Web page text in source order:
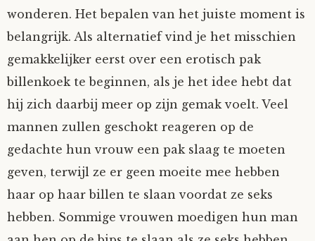
wonderen. Het bepalen van het juiste moment is
belangrijk. Als alternatief vind je het misschien
gemakkelijker eerst over een erotisch pak
billenkoek te beginnen, als je het idee hebt dat
hij zich daarbij meer op zijn gemak voelt. Veel
mannen zullen geschokt reageren op de
gedachte hun vrouw een pak slaag te moeten
geven, terwijl ze er geen moeite mee hebben
haar op haar billen te slaan voordat ze seks
hebben. Sommige vrouwen moedigen hun man